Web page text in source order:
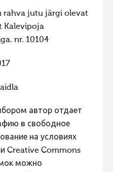
rahva jutu järgi olevat
Kalevipoja
nr. 10104
автор отдает
в свободное
на условиях
Creative Commons
можно